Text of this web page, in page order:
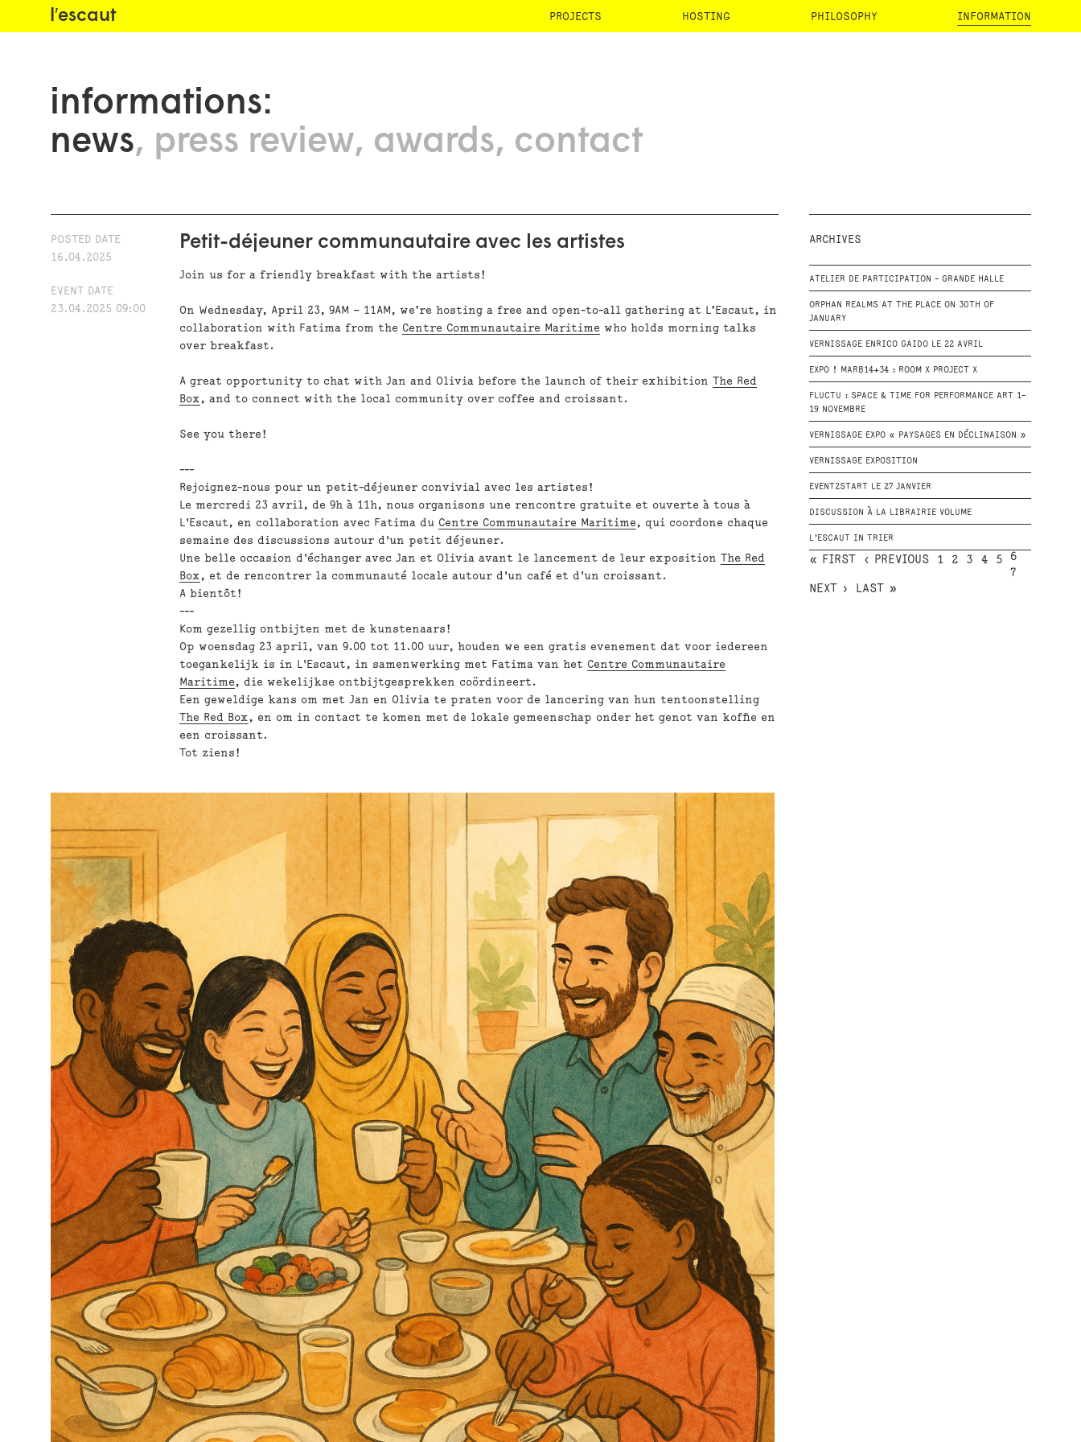
l′escaut PROJECTS HOSTING PHILOSOPHY INFORMATION
informations:
news
press review awards contact
POSTED DATE
16.04.2025
EVENT DATE
23.04.2025 09:00
Petit-déjeuner communautaire avec les artistes
Join us for afriendly breakfast with the artists!
On Wednesday, April 23, 9AM – 11AM , we’re hosting afree and open-to-all gathering at L’Escaut, in
collaboration with Fatima from the Centre Communautaire Maritime who holds morning talks
over breakfast.
A great opportunity to chat with Jan and Olivia before the launch of their exhibitionThe Red
Box , and to connect with the local community over coffee and croissant.
See you there!
---
Rejoignez-nous pour un petit-déjeuner convivial avec les artistes!
Le mercredi 23 avril, de 9h à 11h , nous organisons une rencontregratuite et ouverte à tous à
L'Escaut, en collaboration avec Fatima du Centre Communautaire Maritime, qui coordone chaque
semaine des discussions autour d'un petit déjeuner.
Une belle occasion d'échanger avec Jan et Olivia avant le lancement de leur expositionThe Red
Box , et de rencontrer la communauté locale autour d'un café et d'un croissant.
A bientôt!
---
Kom gezellig ontbijten met de kunstenaars!
Opwoensdag 23 april, van 9.00 tot 11.00 uur, houden we eengratis evenement datvoor iedereen
toegankelijk is in L'Escaut, in samenwerking met Fatima van het Centre Communautaire
Maritime, die wekelijkse ontbijtgesprekken coördineert.
Een geweldige kans om met Jan en Olivia te praten voor de lancering van hun tentoonstelling
The Red Box , en om in contact te komen met de lokale gemeenschap onder het genot van koffie en
een croissant.
Tot ziens!
ARCHIVES
ATELIER DE PARTICIPATION - GRANDE HALLE
ORPHAN REALMS AT THE PLACE ON 30TH OF
JANUARY
VERNISSAGE ENRICO GAIDO LE 22 AVRIL
EXPO ! MARB14+34 : ROOM X PROJECT X
FLUCTU : SPACE & TIME FOR PERFORMANCE ART 1-
19 NOVEMBRE
VERNISSAGE EXPO « PAYSAGES EN DÉCLINAISON »
VERNISSAGE EXPOSITION
EVENT2START LE 27 JANVIER
DISCUSSION À LA LIBRAIRIE VOLUME
L'ESCAUT IN TRIER
« FIRST ‹ PREVIOUS 1 2 3 4 5
6
7
NEXT ›
LAST »